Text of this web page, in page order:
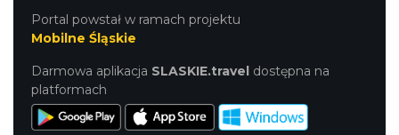
Portal powstał w ramach projektu
Mobilne Śląskie
Darmowa aplikacja SLASKIE.travel dostępna na
platformach